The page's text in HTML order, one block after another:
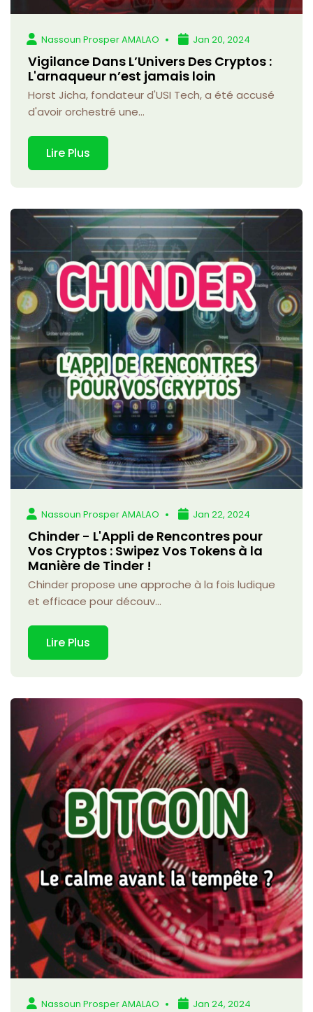
Nassoun Prosper AMALAO Jan 20, 2024
Vigilance Dans L’Univers Des Cryptos :
L'arnaqueur n’est jamais loin
Horst Jicha, fondateur d'USI Tech, a été accusé
d'avoir orchestré une...
Lire Plus
Nassoun Prosper AMALAO Jan 22, 2024
Chinder - L'Appli de Rencontres pour
Vos Cryptos : Swipez Vos Tokens à la
Manière de Tinder !
Chinder propose une approche à la fois ludique
et efficace pour découv...
Lire Plus
Nassoun Prosper AMALAO Jan 24, 2024